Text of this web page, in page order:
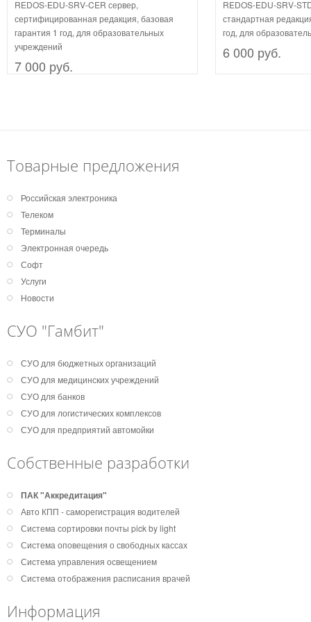
REDOS-EDU-SRV-CER сервер,
сертифицированная редакция, базовая
гарантия 1 год, для образовательных
учреждений
7 000 руб.
REDOS-EDU-SRV-
стандартная
год, для
6 000 руб.
Товарные предложения
Российская электроника
Телеком
Терминалы
Электронная очередь
Софт
Услуги
Новости
СУО "Гамбит"
СУО для бюджетных организаций
СУО для медицинских учреждений
СУО для банков
СУО для логистических комплексов
СУО для предприятий автомойки
Собственные разработки
ПАК "Аккредитация"
Авто КПП - саморегистрация водителей
Система сортировки почты pick by light
Система оповещения о свободных кассах
Система управления освещением
Система отображения расписания врачей
Информация